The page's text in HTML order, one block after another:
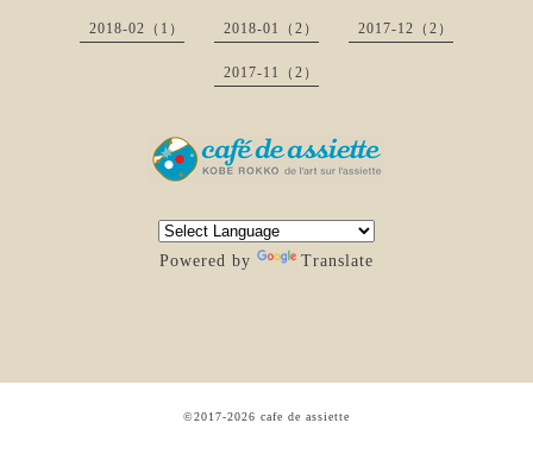
2018-02（1） 2018-01（2） 2017-12（2）
2017-11（2）
Powered by Translate
©2017-2026 cafe de assiette